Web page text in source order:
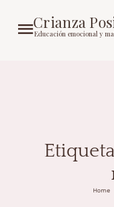
Crianza
Educación emocional y
Home